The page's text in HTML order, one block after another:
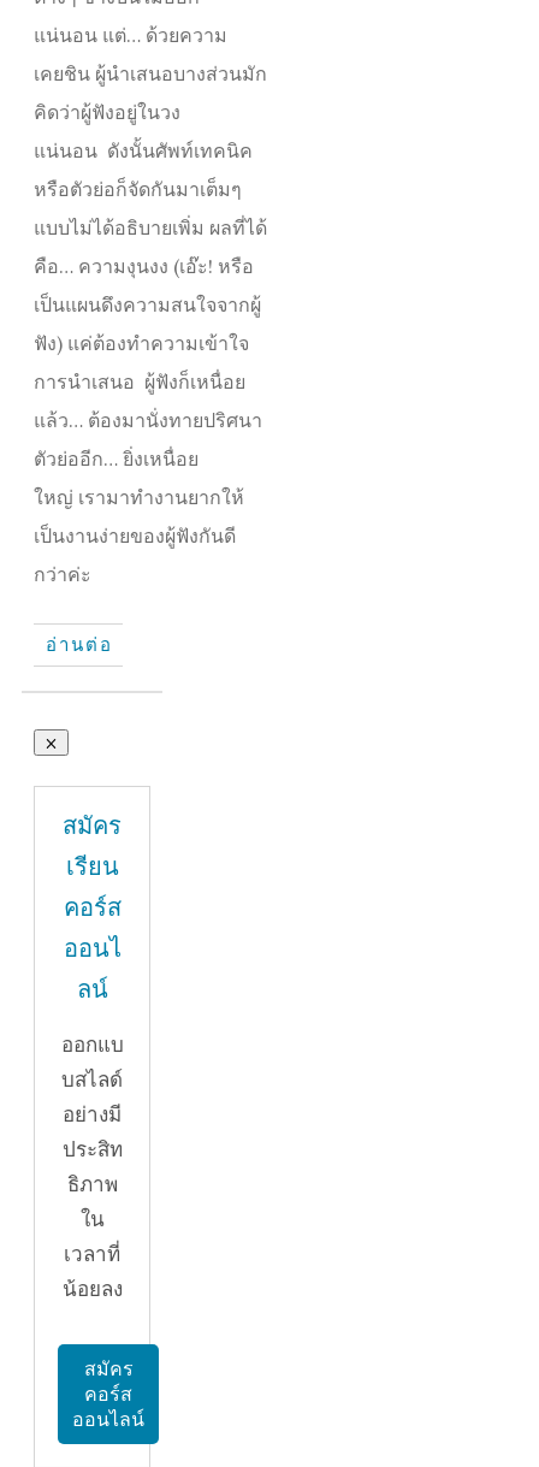
แน่นอน แต่… ด้วยความ
เคยชิน ผู้นำเสนอบางส่วนมัก
คิดว่าผู้ฟังอยู่ในวง
แน่นอน ดังนั้นศัพท์เทคนิค
หรือตัวย่อก็จัดกันมาเต็มๆ
แบบไม่ได้อธิบายเพิ่ม ผลที่ได้
คือ… ความงุนงง (เอ๊ะ! หรือ
เป็นแผนดึงความสนใจจากผู้
ฟัง) แค่ต้องทำความเข้าใจ
การนำเสนอ ผู้ฟังก็เหนื่อย
แล้ว… ต้องมานั่งทายปริศนา
ตัวย่ออีก… ยิ่งเหนื่อย
ใหญ่ เรามาทำงานยากให้
เป็นงานง่ายของผู้ฟังกันดี
กว่าค่ะ
อ่านต่อ
สมัคร
เรียน
คอร์ส
ออนไ
ลน์
ออกแบ
บสไลด์
อย่างมี
ประสิท
ธิภาพ
ใน
เวลาที่
น้อยลง
สมัคร
คอร์ส
ออนไลน์